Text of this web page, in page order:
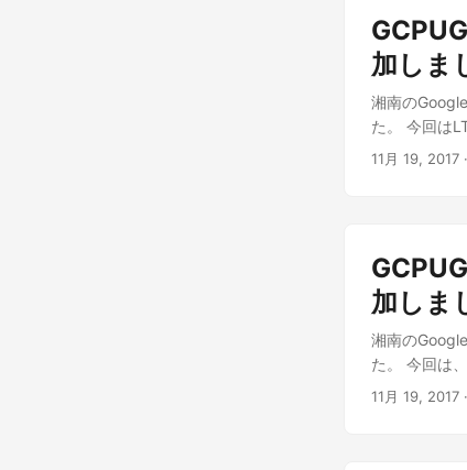
加しま
湘南の
た。 今回は
11月 19, 2017
加しま
湘南の
た。 今回は
11月 19, 2017